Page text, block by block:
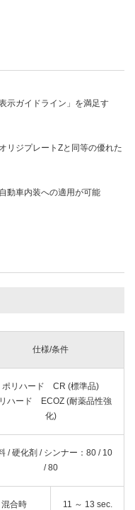
示ガイドライン」を満足す
リジプレートZと同等の優れた
動車内装への適用が可能
仕様/条件
ポリハード CR (標準品)
ハード ECOZ (耐薬品性強
化)
/ 硬化剤 / シンナー：80 / 10
/ 80
混合時 11 ～ 13 sec.